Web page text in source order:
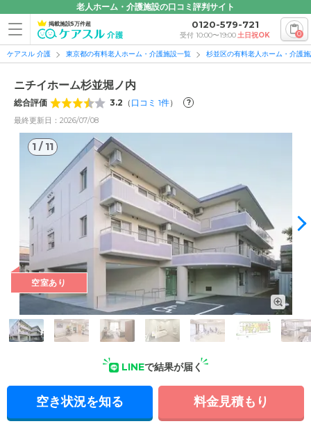
老人ホーム・介護施設の口コミ評判サイト
掲載施設5万件超 0120-579-721
受付 10:00〜19:00土日祝OK 0
ケアスル 介護 東京都の有料老人ホーム・介護施設一覧 杉並区の有料老人ホーム・介護
ニチイホーム杉並堀ノ内
総合評価 3.2 （ 口コミ 1件） ?
最終更新日：2026/07/08
1 / 11
1/11
外観: 東京都杉並区の住宅街に位置する介護付き有料老人ホー
空室あり
LINEで結果が届く
空き状況を知る 料金見積もり